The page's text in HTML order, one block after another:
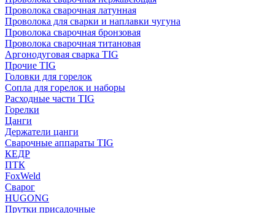
Проволока сварочная латунная
Проволока для сварки и наплавки чугуна
Проволока сварочная бронзовая
Проволока сварочная титановая
Аргонодуговая сварка TIG
Прочие TIG
Головки для горелок
Сопла для горелок и наборы
Расходные части TIG
Горелки
Цанги
Держатели цанги
Сварочные аппараты TIG
КЕДР
ПТК
FoxWeld
Сварог
HUGONG
Прутки присадочные